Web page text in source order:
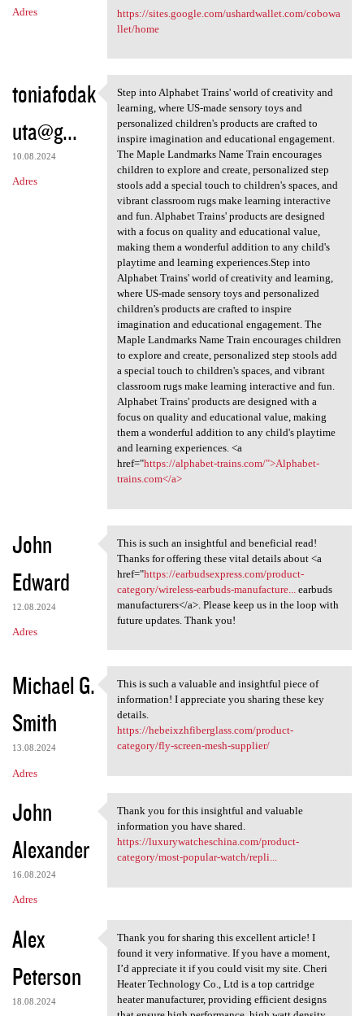
Adres
https://sites.google.com/ushardwallet.com/cobowa
llet/home
toniafodak
uta@g...
10.08.2024
Adres
Step into Alphabet Trains'
Step into Alphabet Trains' world of creativity and
learning, where US-made sensory toys and
personalized children's products are crafted to
inspire imagination and educational engagement.
The Maple Landmarks Name Train encourages
children to explore and create, personalized step
stools add a special touch to children's spaces, and
vibrant classroom rugs make learning interactive
and fun. Alphabet Trains' products are designed
with a focus on quality and educational value,
making them a wonderful addition to any child's
playtime and learning experiences.Step into
Alphabet Trains' world of creativity and learning,
where US-made sensory toys and personalized
children's products are crafted to inspire
imagination and educational engagement. The
Maple Landmarks Name Train encourages children
to explore and create, personalized step stools add
a special touch to children's spaces, and vibrant
classroom rugs make learning interactive and fun.
Alphabet Trains' products are designed with a
focus on quality and educational value, making
them a wonderful addition to any child's playtime
and learning experiences. <a
href="https://alphabet-trains.com/">Alphabet-
trains.com</a>
John
Edward
12.08.2024
Adres
This is such an insightful
This is such an insightful and beneficial read!
Thanks for offering these vital details about <a
href="https://earbudsexpress.com/product-
category/wireless-earbuds-manufacture...
earbuds
manufacturers</a>. Please keep us in the loop with
future updates. Thank you!
Michael G.
Smith
13.08.2024
Adres
This is such a valuable and
This is such a valuable and insightful piece of
information! I appreciate you sharing these key
details.
https://hebeixzhfiberglass.com/product-
category/fly-screen-mesh-supplier/
John
Alexander
16.08.2024
Adres
Thank you for this insightful
Thank you for this insightful and valuable
information you have shared.
https://luxurywatcheschina.com/product-
category/most-popular-watch/repli...
Alex
Peterson
18.08.2024
Thank you for sharing this
Thank you for sharing this excellent article! I
found it very informative. If you have a moment,
I’d appreciate it if you could visit my site. Cheri
Heater Technology Co., Ltd is a top cartridge
heater manufacturer, providing efficient designs